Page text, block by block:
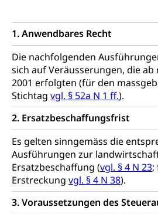
1. Anwendbares Recht
Die nachfolgenden
sich auf Veräusserungen, die ab
2001 erfolgten (für den
Stichtag vgl. § 52a N 1 ff.).
2. Ersatzbeschaffungsfrist
Es gelten sinngemäss die
Ausführungen zur
Ersatzbeschaffung (vgl. § 4 N 23;
Erstreckung vgl. § 4 N 38).
3. Voraussetzungen des